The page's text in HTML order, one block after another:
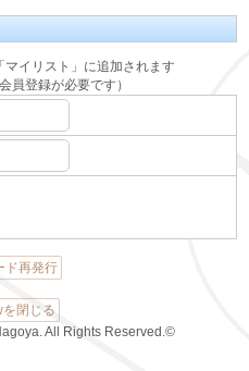
イリスト」に追加されます
員登録が必要です）
ド再発行
閉じる
All Rights Reserved.©